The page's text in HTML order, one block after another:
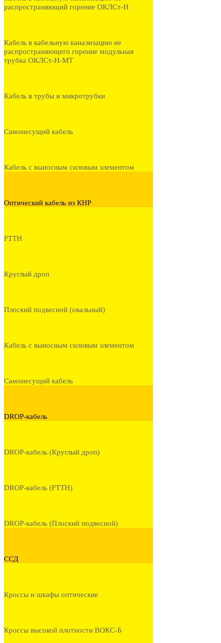
распространяющий горение ОКЛСт-Н
Кабель в кабельную канализацию не
распространяющего горение модульная
трубка ОКЛСт-Н-МТ
Кабель в трубы и микротрубки
Самонесущий кабель
Кабель с выносным силовым элементом
Оптический кабель из КНР
FTTH
Круглый дроп
Плоский подвесной (овальный)
Кабель с выносным силовым элементом
Самонесущий кабель
DROP-кабель
DROP-кабель (Круглый дроп)
DROP-кабель (FTTH)
DROP-кабель (Плоский подвесной)
ССД
Кроссы и шкафы оптические
Кроссы высокой плотности ВОКС-Б